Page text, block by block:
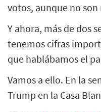
votos, aunque no son
Y ahora, más de dos
tenemos cifras
que hablábamos el
Vamos a ello. En la
Trump en la Casa